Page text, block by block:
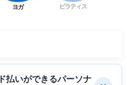
ヨガ ピラティス
払いができるパーソナ